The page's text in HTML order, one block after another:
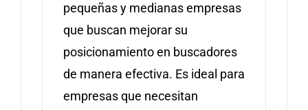
pequeñas y medianas empresas
que buscan mejorar su
posicionamiento en buscadores
de manera efectiva. Es ideal para
empresas que necesitan